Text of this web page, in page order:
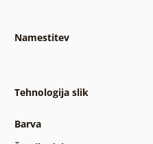
Namestitev
Tehnologija slik
Barva